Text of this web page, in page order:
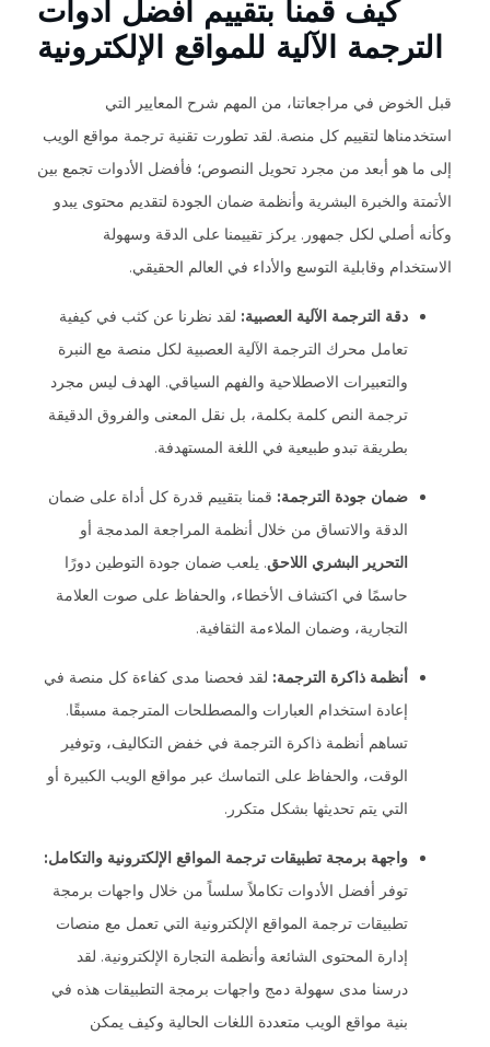
كيف قمنا بتقييم أفضل أدوات
الترجمة الآلية للمواقع الإلكترونية
قبل الخوض في مراجعاتنا، من المهم شرح المعايير التي
استخدمناها لتقييم كل منصة. لقد تطورت تقنية ترجمة مواقع الويب
إلى ما هو أبعد من مجرد تحويل النصوص؛ فأفضل الأدوات تجمع بين
الأتمتة والخبرة البشرية وأنظمة ضمان الجودة لتقديم محتوى يبدو
وكأنه أصلي لكل جمهور. يركز تقييمنا على الدقة وسهولة
الاستخدام وقابلية التوسع والأداء في العالم الحقيقي.
دقة الترجمة الآلية العصبية: لقد نظرنا عن كثب في كيفية
تعامل محرك الترجمة الآلية العصبية لكل منصة مع النبرة
والتعبيرات الاصطلاحية والفهم السياقي. الهدف ليس مجرد
ترجمة النص كلمة بكلمة، بل نقل المعنى والفروق الدقيقة
بطريقة تبدو طبيعية في اللغة المستهدفة.
ضمان جودة الترجمة: قمنا بتقييم قدرة كل أداة على ضمان
الدقة والاتساق من خلال أنظمة المراجعة المدمجة أو
التحرير البشري اللاحق. يلعب ضمان جودة التوطين دورًا
حاسمًا في اكتشاف الأخطاء، والحفاظ على صوت العلامة
التجارية، وضمان الملاءمة الثقافية.
أنظمة ذاكرة الترجمة: لقد فحصنا مدى كفاءة كل منصة في
إعادة استخدام العبارات والمصطلحات المترجمة مسبقًا.
تساهم أنظمة ذاكرة الترجمة في خفض التكاليف، وتوفير
الوقت، والحفاظ على التماسك عبر مواقع الويب الكبيرة أو
التي يتم تحديثها بشكل متكرر.
واجهة برمجة تطبيقات ترجمة المواقع الإلكترونية والتكامل:
توفر أفضل الأدوات تكاملاً سلساً من خلال واجهات برمجة
تطبيقات ترجمة المواقع الإلكترونية التي تعمل مع منصات
إدارة المحتوى الشائعة وأنظمة التجارة الإلكترونية. لقد
درسنا مدى سهولة دمج واجهات برمجة التطبيقات هذه في
بنية مواقع الويب متعددة اللغات الحالية وكيف يمكن